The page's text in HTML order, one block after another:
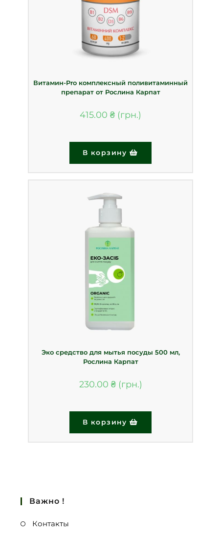
Витамин-Pro комплексный поливитаминный
препарат от Рослина Карпат
415.00 ₴
В корзину
Эко средство для мытья посуды 500 мл,
Рослина Карпат
230.00 ₴
В корзину
Важно !
Контакты